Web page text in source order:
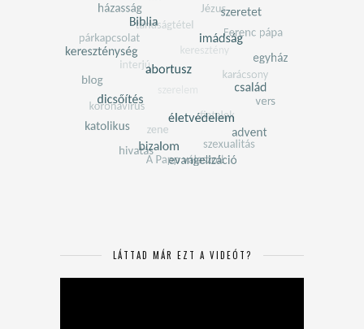
LÁTTAD MÁR EZT A VIDEÓT?